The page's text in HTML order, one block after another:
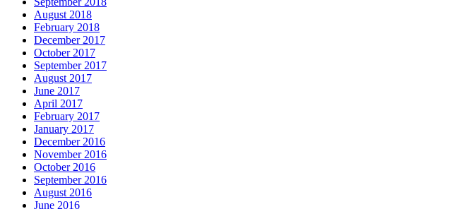
August 2018
February 2018
December 2017
October 2017
September 2017
August 2017
June 2017
April 2017
February 2017
January 2017
December 2016
November 2016
October 2016
September 2016
August 2016
June 2016